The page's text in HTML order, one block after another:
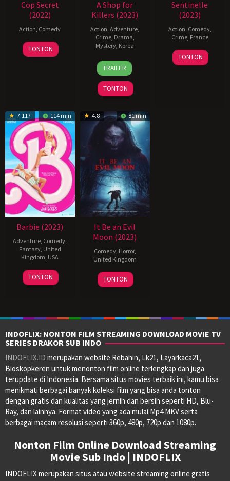
Cop Secret
(2022)
Action, Comedy
20
October
TONTON
A Shop for
Killers (2023)
Action,Adventure,
Crime, Drama,
Mystery, Korea
17
Jan
2024
Lee
Eon-
hee
TRAILER
TONTON
Sentinelle
(2023)
Action, Comedy,
Crime, France
27
Aug
Hugo
Benamozig
TONTON
7.117 114 min
Barbie (2023)
Adventure, Comedy,
Fantasy, United
Kingdom, USA
19
Jul
Greta
Gerwig
TONTON
4.8 81 min
It Be an Evil
Moon (2023)
Comedy, Horror,
United Kingdom
2
Oct
Rita
Limão
TONTON
INDOFLIX: NONTON FILM STREAMING DOWNLOAD MOVIE TV
SERIES DRAKOR SUB INDO
INDOFLIX.ID merupakan website Rebahin, Lk21, Layarkaca21,
Bioskopkeren untuk menonton film online terlengkap dan juga
terupdate di Indonesia. Bersama situs movies terbaik ini, kamu bisa
menikmati berbagai banyak koleksi film yang bisa anda tonton
dengan gratis dan kualitas yang jernih dan bersih seperti HD, Blu-
Ray, dan lainnya. Format video yang ada mulai Mp4 MKV serta
berbagai macam resolusi seperti 360p, 480p, 720p dan 1080p.
Nonton Film Online Download Streaming
Movie Sub Indo | INDOFLIX
INDOFLIX merupakan situs atau website streaming online gratis